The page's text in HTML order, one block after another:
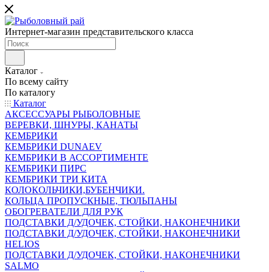
Интернет-магазин представительского класса
Каталог
По всему сайту
По каталогу
Каталог
АКСЕССУАРЫ РЫБОЛОВНЫЕ
ВЕРЕВКИ, ШНУРЫ, КАНАТЫ
КЕМБРИКИ
КЕМБРИКИ DUNAEV
КЕМБРИКИ В АССОРТИМЕНТЕ
КЕМБРИКИ ПИРС
КЕМБРИКИ ТРИ КИТА
КОЛОКОЛЬЧИКИ,БУБЕНЧИКИ.
КОЛЬЦА ПРОПУСКНЫЕ, ТЮЛЬПАНЫ
ОБОГРЕВАТЕЛИ ДЛЯ РУК
ПОДСТАВКИ Д/УДОЧЕК, СТОЙКИ, НАКОНЕЧНИКИ
ПОДСТАВКИ Д/УДОЧЕК, СТОЙКИ, НАКОНЕЧНИКИ
HELIOS
ПОДСТАВКИ Д/УДОЧЕК, СТОЙКИ, НАКОНЕЧНИКИ
SALMO